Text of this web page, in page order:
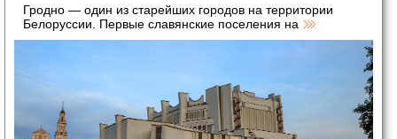
Гродно — один из старейших городов на территории
Белоруссии. Первые славянские поселения на